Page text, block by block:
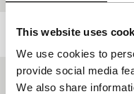
This website uses
We use cookies to
provide social media
We also share
Jaar 2008
Festivaleditie IFFR